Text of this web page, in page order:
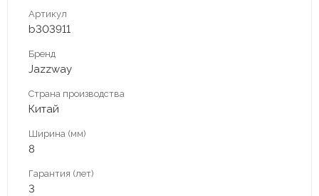
Артикул
b303911
Бренд
Jazzway
Страна производства
Китай
Ширина (мм)
8
Гарантия (лет)
3